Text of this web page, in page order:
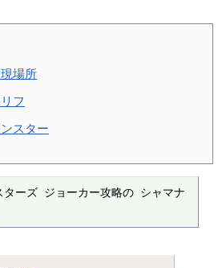
場所
フ
スター
ターズ ジョーカー攻略の シャマナ